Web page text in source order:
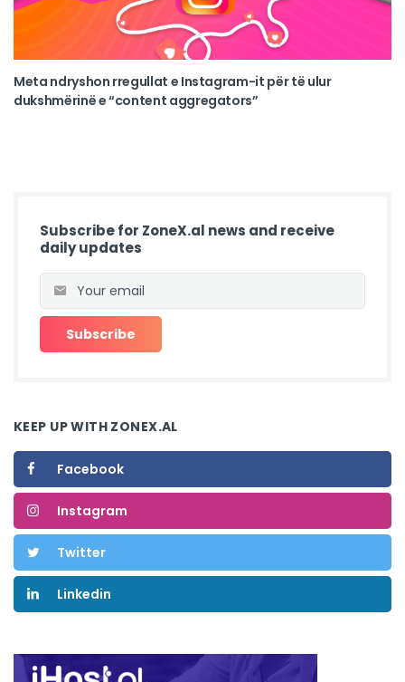
Meta ndryshon rregullat e Instagram-it për të ulur
dukshmërinë e “content aggregators”
Subscribe for ZoneX.al news and receive
daily updates
KEEP UP WITH ZONEX.AL
Facebook
Instagram
Twitter
Linkedin